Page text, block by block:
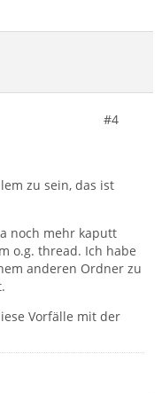
#4
zu sein, das ist
noch mehr kaputt
o.g. thread. Ich habe
anderen Ordner zu
Vorfälle mit der